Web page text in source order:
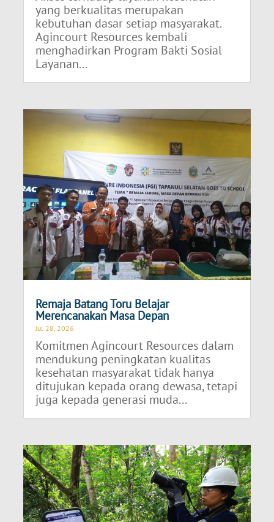
yang berkualitas merupakan
kebutuhan dasar setiap masyarakat.
Agincourt Resources kembali
menghadirkan Program Bakti Sosial
Layanan...
Remaja Batang Toru Belajar
Merencanakan Masa Depan
Jul 28, 2026
Komitmen Agincourt Resources dalam
mendukung peningkatan kualitas
kesehatan masyarakat tidak hanya
ditujukan kepada orang dewasa, tetapi
juga kepada generasi muda...